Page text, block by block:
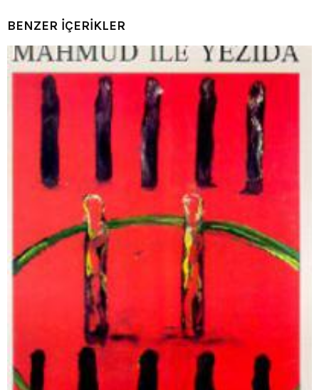
BENZER İÇERİKLER